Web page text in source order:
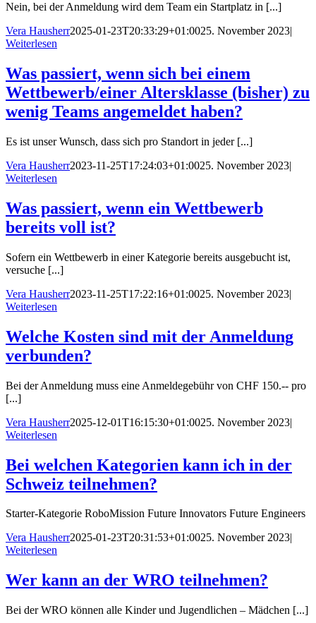
Nein, bei der Anmeldung wird dem Team ein Startplatz in [...]
Vera Hausherr2025-01-23T20:33:29+01:0025. November 2023|
Weiterlesen
Was passiert, wenn sich bei einem
Wettbewerb/einer Altersklasse (bisher) zu
wenig Teams angemeldet haben?
Es ist unser Wunsch, dass sich pro Standort in jeder [...]
Vera Hausherr2023-11-25T17:24:03+01:0025. November 2023|
Weiterlesen
Was passiert, wenn ein Wettbewerb
bereits voll ist?
Sofern ein Wettbewerb in einer Kategorie bereits ausgebucht ist,
versuche [...]
Vera Hausherr2023-11-25T17:22:16+01:0025. November 2023|
Weiterlesen
Welche Kosten sind mit der Anmeldung
verbunden?
Bei der Anmeldung muss eine Anmeldegebühr von CHF 150.-- pro
[...]
Vera Hausherr2025-12-01T16:15:30+01:0025. November 2023|
Weiterlesen
Bei welchen Kategorien kann ich in der
Schweiz teilnehmen?
Starter-Kategorie RoboMission Future Innovators Future Engineers
Vera Hausherr2025-01-23T20:31:53+01:0025. November 2023|
Weiterlesen
Wer kann an der WRO teilnehmen?
Bei der WRO können alle Kinder und Jugendlichen – Mädchen [...]